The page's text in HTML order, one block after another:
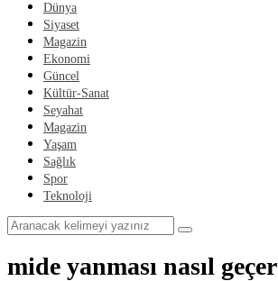
Dünya
Siyaset
Magazin
Ekonomi
Güncel
Kültür-Sanat
Seyahat
Magazin
Yaşam
Sağlık
Spor
Teknoloji
mide yanması nasıl geçer